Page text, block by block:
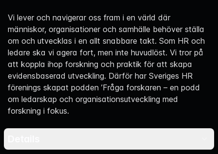
Navigation
Vi lever och navigerar oss fram i en värld där
människor, organisationer och samhälle behöver ställa
om och utvecklas i en allt snabbare takt. Som HR och
ledare ska vi agera fort, men inte huvudlöst. Vi tror på
att koppla ihop forskning och praktik för att skapa
evidensbaserad utveckling. Därför har Sveriges HR
förenings skapat podden ’Fråga forskaren – en podd
om ledarskap och organisationsutveckling med
forskning i fokus.